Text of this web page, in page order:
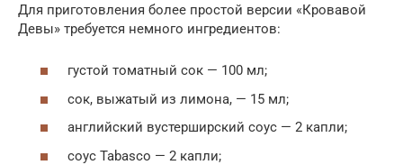
Для приготовления более простой версии «Кровавой
Девы» требуется немного ингредиентов:
густой томатный сок — 100 мл;
сок, выжатый из лимона, — 15 мл;
английский вустерширский соус — 2 капли;
соус Tabasco — 2 капли;